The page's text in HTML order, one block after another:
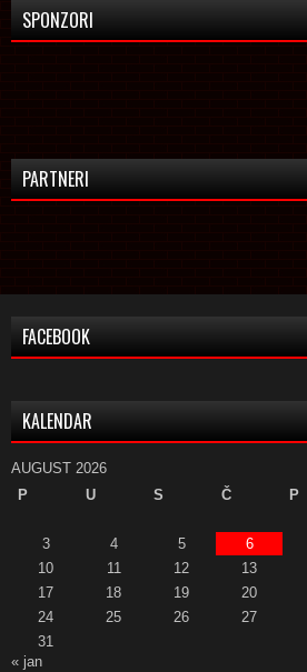
SPONZORI
PARTNERI
FACEBOOK
KALENDAR
AUGUST 2026
P
U S Č P
3
4 5 6
10
11 12 13
17
18 19 20
24
25 26 27
31
« jan